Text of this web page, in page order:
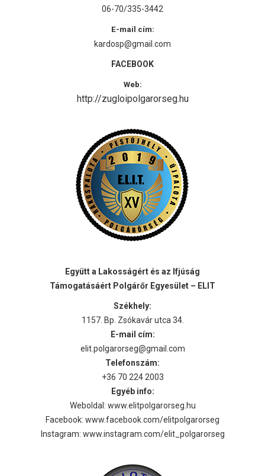
06-70/335-3442
E-mail cím:
kardosp@gmail.com
FACEBOOK
Web:
http://zugloipolgarorseg.hu
Együtt a Lakosságért és az Ifjúság
Támogatásáért Polgárőr Egyesület – ELIT
Székhely:
1157. Bp. Zsókavár utca 34.
E-mail cím:
elit.polgarorseg@gmail.com
Telefonszám:
+36 70 224 2003
Egyéb info:
Weboldal: www.elitpolgarorseg.hu
Facebook: www.facebook.com/elitpolgarorseg
Instagram: www.instagram.com/elit_polgarorseg